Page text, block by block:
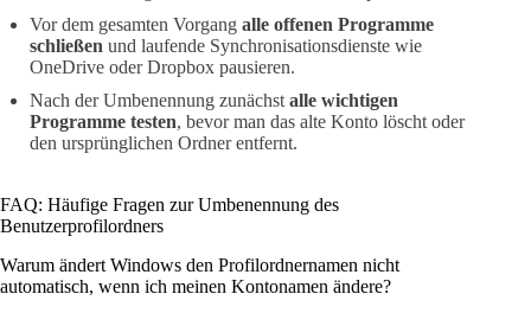
Vor dem gesamten Vorgang alle offenen Programme
schließen und laufende Synchronisationsdienste wie
OneDrive oder Dropbox pausieren.
Nach der Umbenennung zunächst alle wichtigen
Programme testen, bevor man das alte Konto löscht oder
den ursprünglichen Ordner entfernt.
FAQ: Häufige Fragen zur Umbenennung des
Benutzerprofilordners
Warum ändert Windows den Profilordnernamen nicht
automatisch, wenn ich meinen Kontonamen ändere?